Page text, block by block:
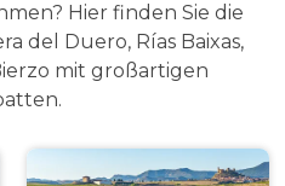
Hier finden Sie die
del Duero, Rías Baixas,
mit großartigen